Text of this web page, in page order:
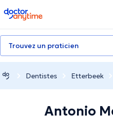
doctoranytime
Trouvez un praticien
Dentistes Etterbeek
Antonio